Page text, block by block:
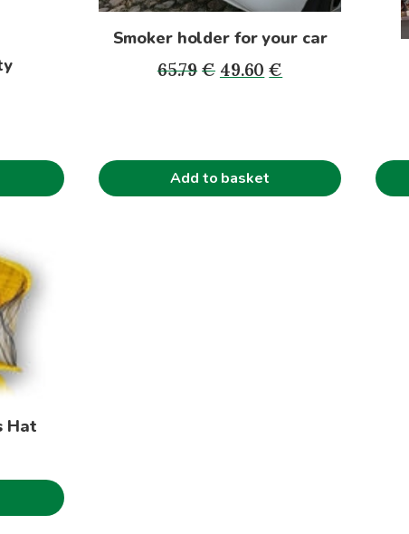
Smoker holder for your car
65.79 € Original
49.60 €
Add to basket
Hat